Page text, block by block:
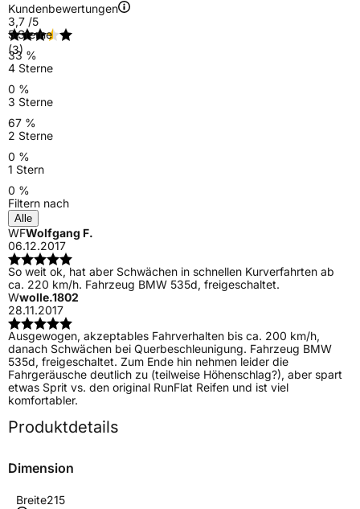
Kundenbewertungen
3,7 /5
(3)
5 Sterne
33 %
4 Sterne
0 %
3 Sterne
67 %
2 Sterne
0 %
1 Stern
0 %
Filtern nach
Alle
WFWolfgang F.
06.12.2017
So weit ok, hat aber Schwächen in schnellen Kurverfahrten ab
ca. 220 km/h. Fahrzeug BMW 535d, freigeschaltet.
Wwolle.1802
28.11.2017
Ausgewogen, akzeptables Fahrverhalten bis ca. 200 km/h,
danach Schwächen bei Querbeschleunigung. Fahrzeug BMW
535d, freigeschaltet. Zum Ende hin nehmen leider die
Fahrgeräusche deutlich zu (teilweise Höhenschlag?), aber spart
etwas Sprit vs. den original RunFlat Reifen und ist viel
komfortabler.
Produktdetails
Dimension
Breite215